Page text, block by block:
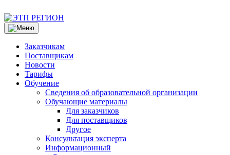
Заказчикам
Поставщикам
Новости
Тарифы
Обучение
Сведения об образовательной организации
Обучающие материалы
Для заказчиков
Для поставщиков
Другое
Консультация эксперта
Информационный